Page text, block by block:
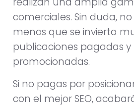
comerciales. Sin duda,
menos que se invierta
publicaciones pagadas y
promocionadas.
Si no pagas por
con el mejor SEO,